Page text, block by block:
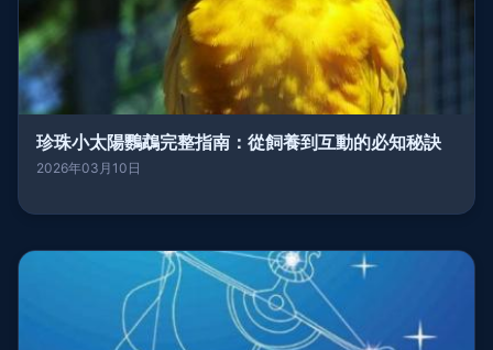
珍珠小太陽鸚鵡完整指南：從飼養到互動的必知秘訣
2026年03月10日